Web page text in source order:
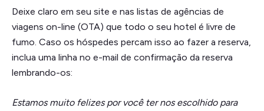
Deixe claro em seu site e nas listas de agências de
viagens on-line (OTA) que todo o seu hotel é livre de
fumo. Caso os hóspedes percam isso ao fazer a reserva,
inclua uma linha no e-mail de confirmação da reserva
lembrando-os:
Estamos muito felizes por você ter nos escolhido para